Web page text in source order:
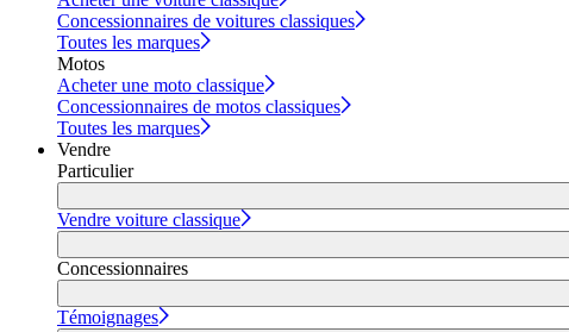
Concessionnaires de voitures classiques
Toutes les marques
Motos
Acheter une moto classique
Concessionnaires de motos classiques
Toutes les marques
Vendre
Particulier
Vendre voiture classique
Concessionnaires
Témoignages